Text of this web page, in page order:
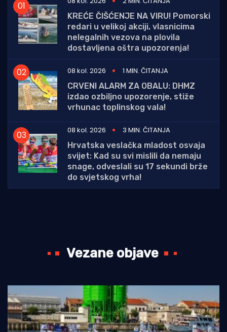
KREĆE ČIŠĆENJE NA VIRU! Pomorski
redari u velikoj akciji, vlasnicima
nelegalnih vezova na plovila
dostavljena oštra upozorenja!
08 kol. 2026
1 MIN. ČITANJA
CRVENI ALARM ZA OBALU: DHMZ
izdao ozbiljno upozorenje, stiže
vrhunac toplinskog vala!
08 kol. 2026
3 MIN. ČITANJA
Hrvatska veslačka mladost osvaja
svijet: Kad su svi mislili da nemaju
snage, odveslali su 17 sekundi brže
do svjetskog vrha!
Vezane objave